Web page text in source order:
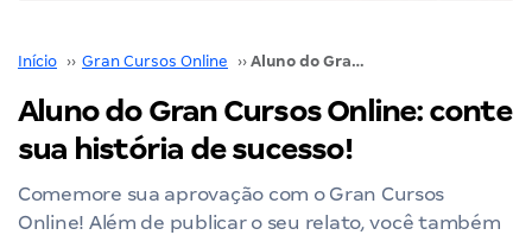
Início ›› Gran Cursos Online ›› Aluno do Gran Cursos Online: conte sua história de sucesso!
Aluno do Gran Cursos Online: conte
sua história de sucesso!
Comemore sua aprovação com o Gran Cursos
Online! Além de publicar o seu relato, você também